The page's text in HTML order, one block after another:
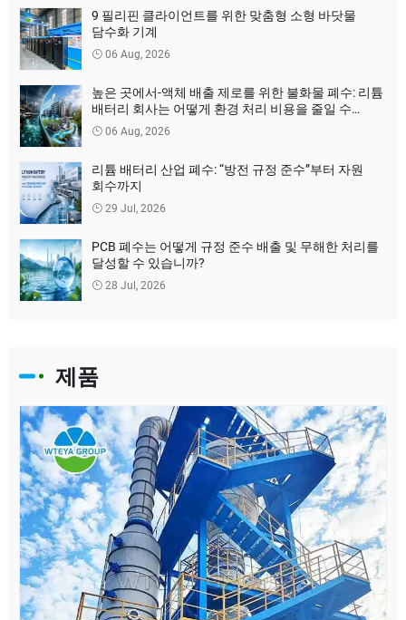
9 필리핀 클라이언트를 위한 맞춤형 소형 바닷물
담수화 기계
06 Aug, 2026
높은 곳에서-액체 배출 제로를 위한 불화물 폐수: 리튬
배터리 회사는 어떻게 환경 처리 비용을 줄일 수
있습니까?
06 Aug, 2026
리튬 배터리 산업 폐수: “방전 규정 준수”부터 자원
회수까지
29 Jul, 2026
PCB 폐수는 어떻게 규정 준수 배출 및 무해한 처리를
달성할 수 있습니까?
28 Jul, 2026
제품